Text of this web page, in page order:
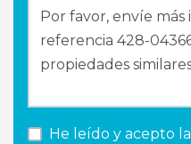
He leído y acepto la